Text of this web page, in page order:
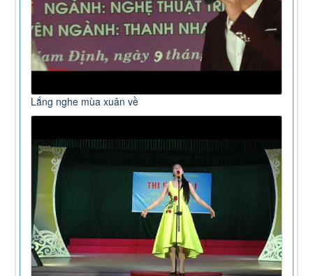
Lắng nghe mùa xuân về